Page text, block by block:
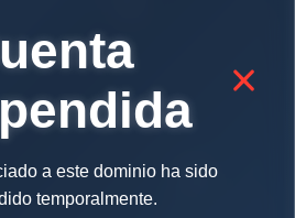
a este dominio ha sido
temporalmente.